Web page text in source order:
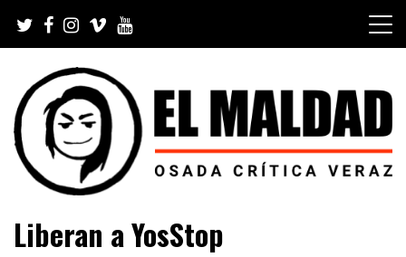
content
El Maldad
Viral y Youtube
Liberan a YosStop